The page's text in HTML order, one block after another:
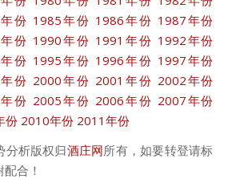
份 1985年份 1986年份 1987年份
份 1990年份 1991年份 1992年份
份 1995年份 1996年份 1997年份
份 2000年份 2001年份 2002年份
份 2005年份 2006年份 2007年份
份 2010年份 2011年份
分析版权归酒庄网所有，如要转登请标
合！